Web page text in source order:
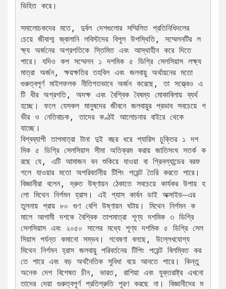
ভিহিত করে।
সমালোচকদের মতে, দুর্বল দেশগুলোর সম্মিলিত প্রতিনিধিদলের
চেয়ে জীবাশ্ম জ্বালানি লবিস্টদের বিপুল উপস্থিতি, সম্মেলনটির ল
ক্ষ্য অর্জনের অগ্রগতিকে স্তিমিত এবং আস্থাহীন করে দিতে
পারে। যদিও কপ সম্মেলন ১ দশমিক ৫ ডিগ্রি সেলসিয়াস লক্ষ্য
মাত্রা অর্জন, ক্ষয়ক্ষতির তহবিল এবং জলবায়ু অর্থায়নের মতো
গুরুত্বপূর্ণ মাইলফলক নীতিগতভাবে অর্জন করেছে, তা সত্ত্বেও এ
টি ধীর অগ্রগতি, অদক্ষ এবং বৈশ্বিক বৈষম্য মোকাবিলায় ব্যর্থ
হচ্ছে। ফলে যেসকল মানুষদের জীবনে জলবায়ুর প্রভাব সবচেয়ে গ
ভীর ও নেতিবাচক, তাদের কণ্ঠই আলোচনার বাইরে থেকে
যাচ্ছে।
বিশ্বব্যাপী তাপমাত্রা টানা দুই বছর ধরে প্যারিস চুক্তির ১ দশ
মিক ৫ ডিগ্রি সেলসিয়াস সীমা অতিক্রম করায় জাতিসংঘ সতর্ক ক
রছে যে, এটি আমাজন বন শুকিয়ে যাওয়া বা গ্রিনল্যান্ডের বরফ
গলে যাওয়ার মতো অপরিবর্তনীয় টিপিং পয়েন্ট তৈরি করতে পারে।
বিজ্ঞানীরা বলেন, দ্রুত উষ্ণায়ন ঠেকাতে সবচেয়ে কার্যকর উপায় হ
লো মিথেন নির্গমন হ্রাস। এই গ্যাস কার্বন ডাই অক্সাইড–এর
তুলনায় প্রায় ৮০ গুণ বেশি উষ্ণায়ন ঘটায়। মিথেন নির্গমন ক
মালে আগামী দশকে বৈশ্বিক তাপমাত্রা শূণ্য দশমিক ৩ ডিগ্রি
সেলসিয়াস এবং ২০৫০ সালের মধ্যে শূণ্য দশমিক ৫ ডিগ্রি সেল
সিয়াস পর্যন্ত কমানো সম্ভব। গবেষণা বলছে, উল্লেখযোগ্য
মিথেন নির্গমন হ্রাস জলবায়ু পরিবর্তনের টিপিং পয়েন্ট বিলম্বিত কর
তে পারে এবং বড় অর্থনৈতিক সুবিধা বয়ে আনতে পারে। কিন্তু
অনেক দেশ বিশেষত চীন, ভারত, রাশিয়া এবং যুক্তরাষ্ট্র এখনো
তাদের দেয়া গুরুত্বপূর্ণ প্রতিশ্রুতি পূরণ করছে না। বিজ্ঞানীদের ম